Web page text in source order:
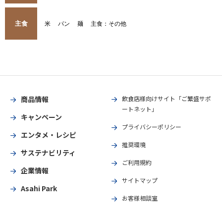
主食 米 パン 麺 主食：その他
商品情報
キャンペーン
エンタメ・レシピ
サステナビリティ
企業情報
Asahi Park
飲食店様向けサイト「ご繁盛サポ
ートネット」
プライバシーポリシー
推奨環境
ご利用規約
サイトマップ
お客様相談室